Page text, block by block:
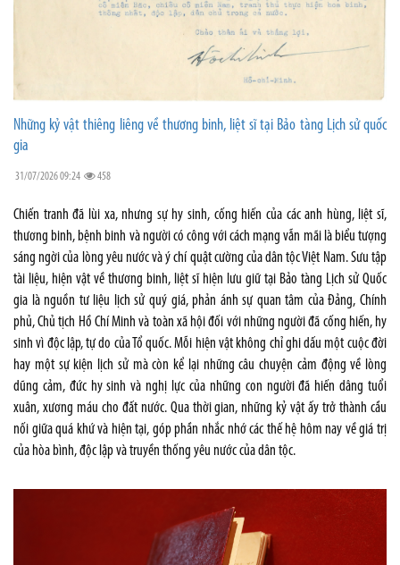
Những kỷ vật thiêng liêng về thương binh, liệt sĩ tại Bảo tàng Lịch sử quốc
gia
31/07/2026 09:24 458
Chiến tranh đã lùi xa, nhưng sự hy sinh, cống hiến của các anh hùng, liệt sĩ,
thương binh, bệnh binh và người có công với cách mạng vẫn mãi là biểu tượng
sáng ngời của lòng yêu nước và ý chí quật cường của dân tộc Việt Nam. Sưu tập
tài liệu, hiện vật về thương binh, liệt sĩ hiện lưu giữ tại Bảo tàng Lịch sử Quốc
gia là nguồn tư liệu lịch sử quý giá, phản ánh sự quan tâm của Đảng, Chính
phủ, Chủ tịch Hồ Chí Minh và toàn xã hội đối với những người đã cống hiến, hy
sinh vì độc lập, tự do của Tổ quốc. Mỗi hiện vật không chỉ ghi dấu một cuộc đời
hay một sự kiện lịch sử mà còn kể lại những câu chuyện cảm động về lòng
dũng cảm, đức hy sinh và nghị lực của những con người đã hiến dâng tuổi
xuân, xương máu cho đất nước. Qua thời gian, những kỷ vật ấy trở thành cầu
nối giữa quá khứ và hiện tại, góp phần nhắc nhớ các thế hệ hôm nay về giá trị
của hòa bình, độc lập và truyền thống yêu nước của dân tộc.